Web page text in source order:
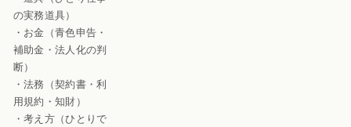
の実務道具）
・お金（青色申告・
補助金・法人化の判
断）
・法務（契約書・利
用規約・知財）
・考え方（ひとりで